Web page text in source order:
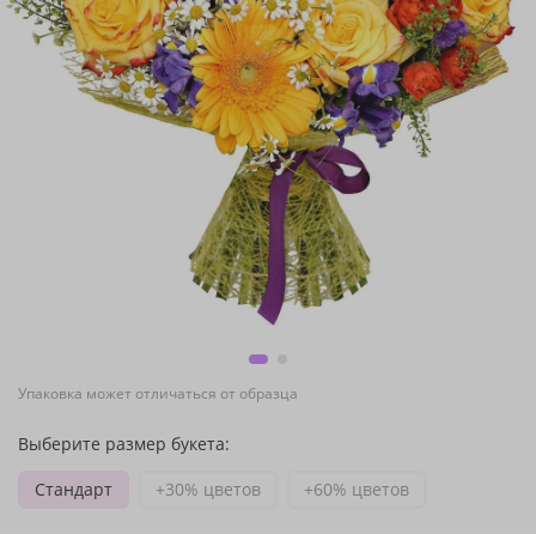
Упаковка может отличаться от образца
Выберите размер букета:
Стандарт
+30% цветов +60% цветов